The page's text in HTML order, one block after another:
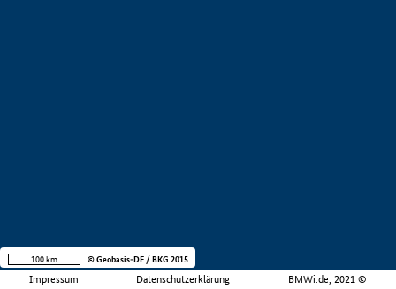
Impressum Datenschutzerklärung BMWi.de, 2021 ©
100 km © Geobasis-DE / BKG 2015